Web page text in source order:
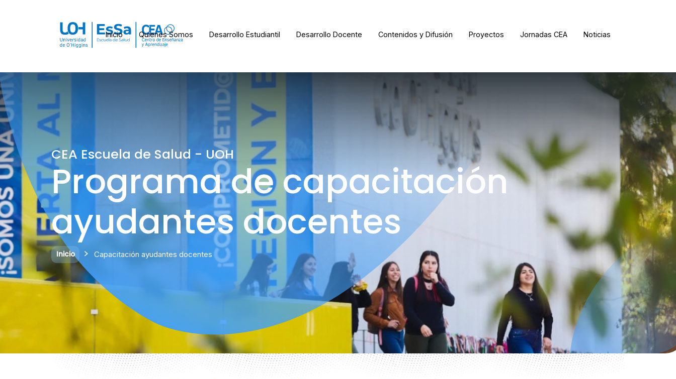
Inicio Quienes Somos Desarrollo Estudiantil Desarrollo Docente Contenidos y Difusión Proyectos Jornadas CEA Noticias
CEA Escuela de Salud - UOH
Programa de capacitación
ayudantes docentes
Inicio Capacitación ayudantes docentes